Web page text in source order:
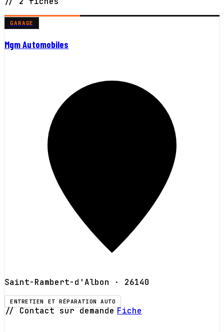
GARAGE
Mgm Automobiles
Saint-Rambert-d'Albon · 26140
ENTRETIEN ET RÉPARATION AUTO
// Contact sur demande Fiche